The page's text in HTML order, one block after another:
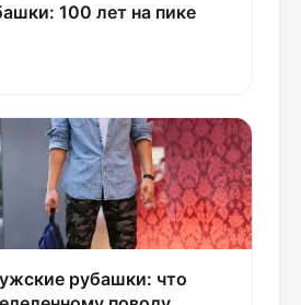
100 лет на пике
рубашки: что